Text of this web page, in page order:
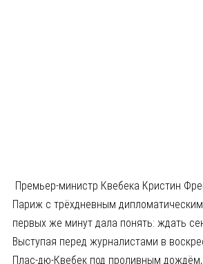
Премьер-министр Квебека Кристин
Париж с трёхдневным
первых же минут дала понять: ждать
Выступая перед журналистами в
Плас-дю-Квебек под проливным дождём,